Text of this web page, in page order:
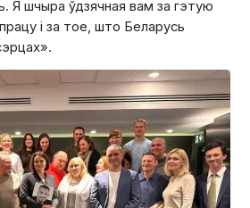
Я шчыра ўдзячная вам за гэтую
і за тое, што Беларусь